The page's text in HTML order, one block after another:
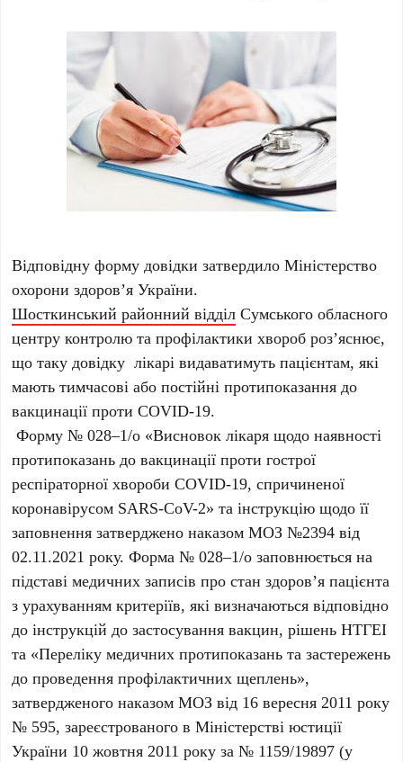
Відповідну форму довідки затвердило Міністерство
охорони здоров’я України.
Шосткинський районний відділ Сумського обласного
центру контролю та профілактики хвороб роз’яснює,
що таку довідку лікарі видаватимуть пацієнтам, які
мають тимчасові або постійні протипоказання до
вакцинації проти COVID-19.
Форму № 028–1/о «Висновок лікаря щодо наявності
протипоказань до вакцинації проти гострої
респіраторної хвороби COVID-19, спричиненої
коронавірусом SARS-CoV-2» та інструкцію щодо її
заповнення затверджено наказом МОЗ №2394 від
02.11.2021 року. Форма № 028–1/о заповнюється на
підставі медичних записів про стан здоров’я пацієнта
з урахуванням критеріїв, які визначаються відповідно
до інструкцій до застосування вакцин, рішень НТГЕІ
та «Переліку медичних протипоказань та застережень
до проведення профілактичних щеплень»,
затвердженого наказом МОЗ від 16 вересня 2011 року
№ 595, зареєстрованого в Міністерстві юстиції
України 10 жовтня 2011 року за № 1159/19897 (у